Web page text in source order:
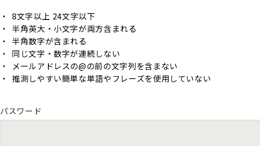
8文字以上 24文字以下
半角英大・小文字が両方含まれる
半角数字が含まれる
同じ文字・数字が連続しない
メールアドレスの@の前の文字列を含まない
推測しやすい簡単な単語やフレーズを使用していない
パスワード